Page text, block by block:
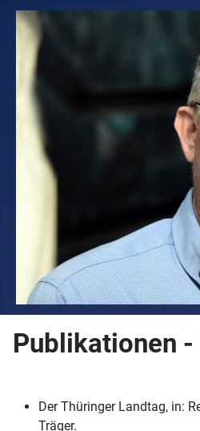
Publikationen
Der Thüringer Landtag, in:
Träger.